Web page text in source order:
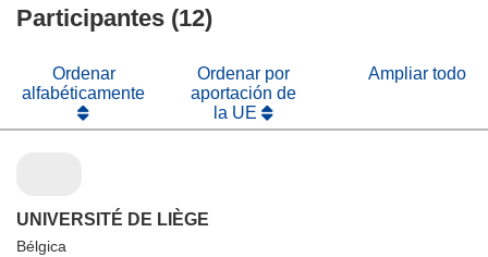
nueva
ventana)
Participantes (12)
Ordenar
alfabéticamente
Ordenar por
aportación de
la UE
Ampliar todo
UNIVERSITÉ DE LIÈGE
Bélgica